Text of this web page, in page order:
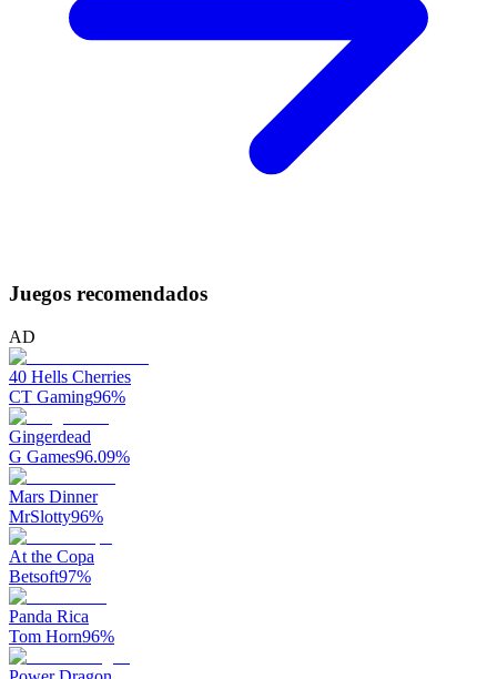
Juegos recomendados
AD
40 Hells Cherries
CT Gaming96%
Gingerdead
G Games96.09%
Mars Dinner
MrSlotty96%
At the Copa
Betsoft97%
Panda Rica
Tom Horn96%